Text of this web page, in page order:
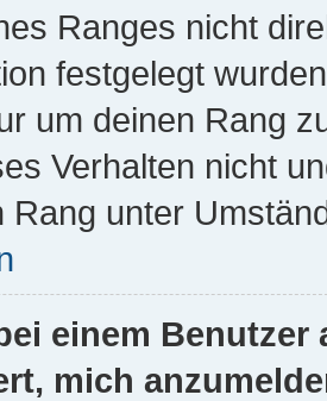
Ranges nicht
festgelegt
um deinen Rang
Verhalten nicht
Rang unter
einem
mich